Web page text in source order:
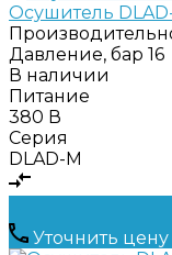
Осушитель
Давление, бар 16
В наличии
Питание
380 В
Серия
DLAD-M
Уточнить цену